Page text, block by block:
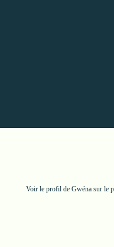
Voir le profil de Gwénasur le